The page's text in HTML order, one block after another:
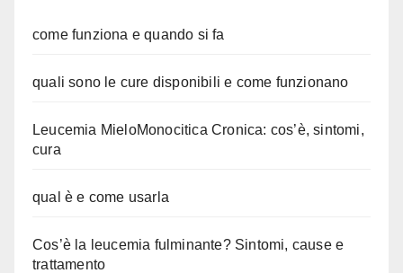
come funziona e quando si fa
quali sono le cure disponibili e come funzionano
Leucemia MieloMonocitica Cronica: cos’è, sintomi,
cura
qual è e come usarla
Cos’è la leucemia fulminante? Sintomi, cause e
trattamento